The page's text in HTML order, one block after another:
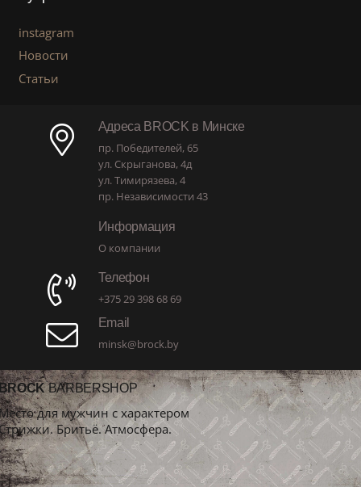
instagram
Новости
Статьи
Адреса BROCK в Минске
пр. Победителей, 65
ул. Скрыганова, 4д
ул. Тимирязева, 4
пр. Независимости 43
Информация
О компании
Телефон
+375 29 398 68 69
Email
minsk@brock.by
BARBERSHOP
для мужчин с характером
Бритьё. Атмосфера.